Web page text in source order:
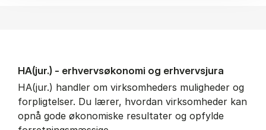
HA(jur.) - erhvervs­økonomi og erhvervs­jura
HA(jur.) handler om virksomheders muligheder og
forpligtelser. Du lærer, hvordan virksomheder kan
opnå gode økonomiske resultater og opfylde